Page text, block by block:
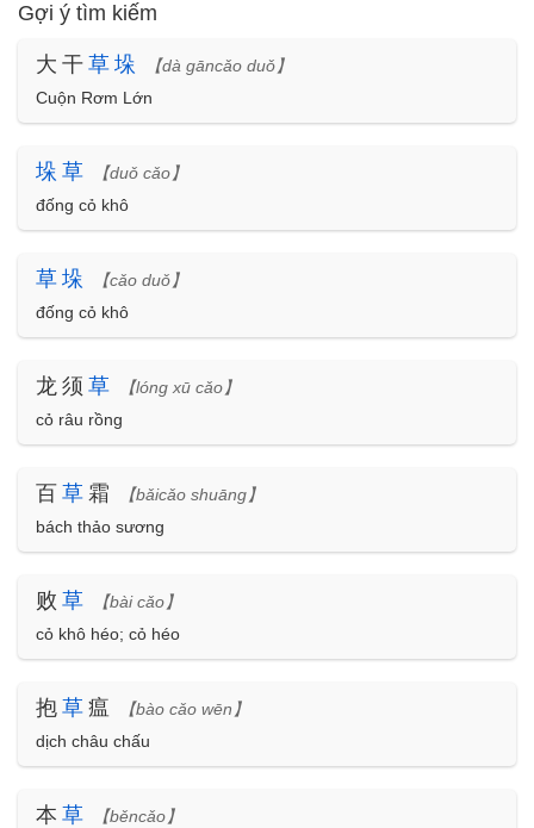
Gợi ý tìm kiếm
大干 草 垛
【dà gāncǎo duǒ】
Cuộn Rơm Lớn
垛 草
【duǒ cǎo】
đống cỏ khô
草 垛
【cǎo duǒ】
đống cỏ khô
龙须 草
【lóng xū cǎo】
cỏ râu rồng
百 草 霜
【bǎicǎo shuāng】
bách thảo sương
败 草
【bài cǎo】
cỏ khô héo; cỏ héo
抱 草 瘟
【bào cǎo wēn】
dịch châu chấu
本 草
【běncǎo】